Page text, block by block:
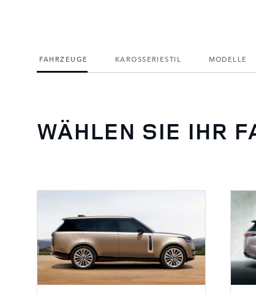
FAHRZEUGE KAROSSERIESTIL MODELLE
WÄHLEN SIE IHR